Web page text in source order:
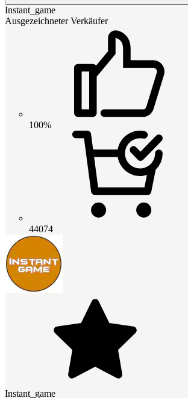
Instant_game
Ausgezeichneter Verkäufer
100%
44074
Instant_game